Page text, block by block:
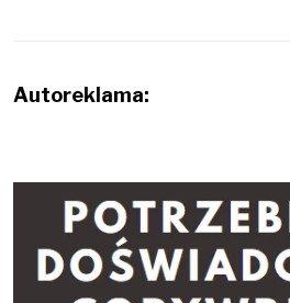
Autoreklama: